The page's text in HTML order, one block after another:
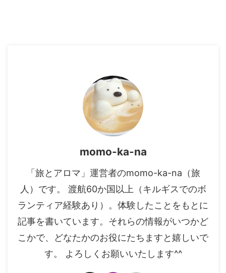
momo-ka-na
「旅とアロマ」運営者のmomo-ka-na（旅
人）です。 渡航60か国以上（キルギスでのボ
ランティア経験あり）。体験したことをもとに
記事を書いています。それらの情報がいつかど
こかで、どなたかのお役にたちますと嬉しいで
す。 よろしくお願いいたします^^